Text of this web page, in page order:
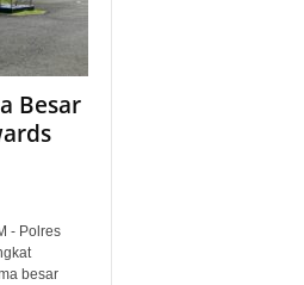
Besar
- Polres
besar